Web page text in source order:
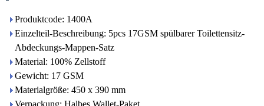
Produktcode: 1400A
Einzelteil-Beschreibung: 5pcs 17GSM spülbarer Toilettensitz-
Abdeckungs-Mappen-Satz
Material: 100% Zellstoff
Gewicht: 17 GSM
Materialgröße: 450 x 390 mm
Verpackung: Halbes Wallet-Paket